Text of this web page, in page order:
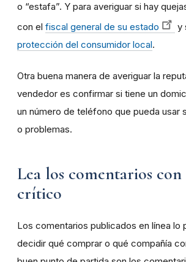
o “estafa”. Y para averiguar si hay
con el fiscal general de su estado y
protección del consumidor local.
Otra buena manera de averiguar la
vendedor es confirmar si tiene un
un número de teléfono que pueda usar
o problemas.
Lea los comentarios
crítico
Los comentarios publicados en línea lo
decidir qué comprar o qué compañía